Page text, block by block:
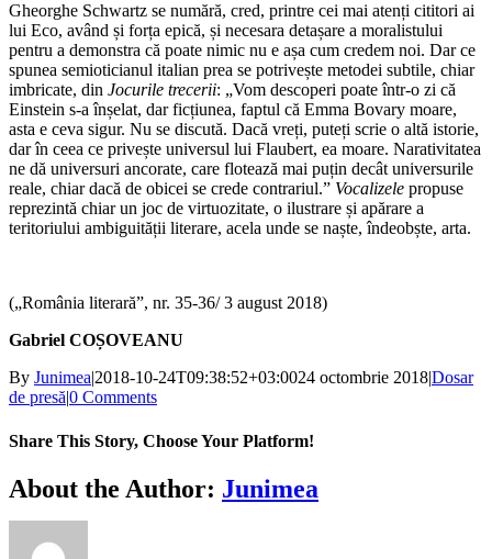
Gheorghe Schwartz se numără, cred, printre cei mai atenți cititori ai
lui Eco, având și forța epică, și necesara detașare a moralistului
pentru a demonstra că poate nimic nu e așa cum credem noi. Dar ce
spunea semioticianul italian prea se potrivește metodei subtile, chiar
imbricate, din Jocurile trecerii: „Vom descoperi poate într-o zi că
Einstein s-a înșelat, dar ficțiunea, faptul că Emma Bovary moare,
asta e ceva sigur. Nu se discută. Dacă vreți, puteți scrie o altă istorie,
dar în ceea ce privește universul lui Flaubert, ea moare. Narativitatea
ne dă universuri ancorate, care flotează mai puțin decât universurile
reale, chiar dacă de obicei se crede contrariul.” Vocalizele propuse
reprezintă chiar un joc de virtuozitate, o ilustrare și apărare a
teritoriului ambiguității literare, acela unde se naște, îndeobște, arta.
(„România literară”, nr. 35-36/ 3 august 2018)
Gabriel COȘOVEANU
By Junimea|2018-10-24T09:38:52+03:0024 octombrie 2018|Dosar
de presă|0 Comments
Share This Story, Choose Your Platform!
Facebook
X
Bluesky
Reddit
LinkedIn
WhatsApp
Telegram
Tumblr
Xing
Email
Copy
Link
About the Author: Junimea